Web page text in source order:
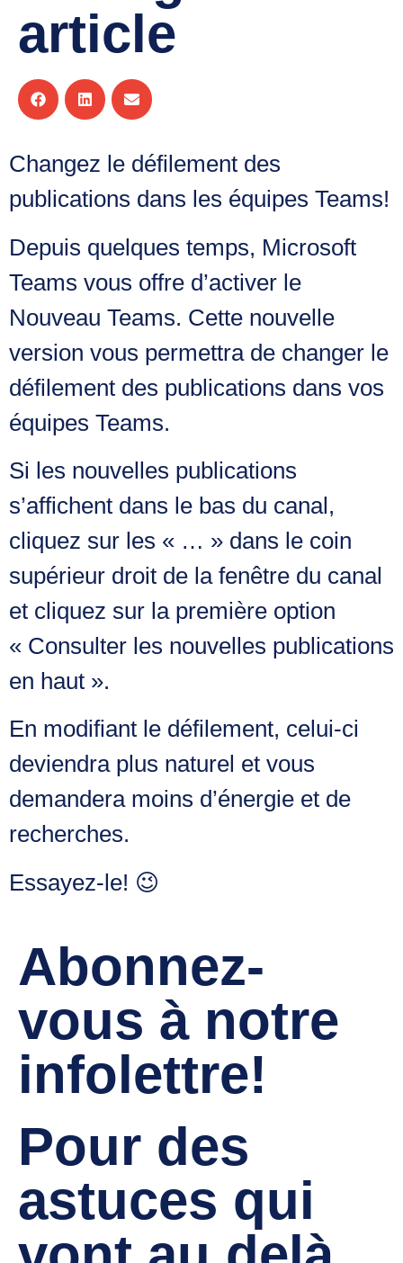
article
Changez le défilement des
publications dans les équipes Teams!
Depuis quelques temps, Microsoft
Teams vous offre d’activer le
Nouveau Teams. Cette nouvelle
version vous permettra de changer le
défilement des publications dans vos
équipes Teams.
Si les nouvelles publications
s’affichent dans le bas du canal,
cliquez sur les « … » dans le coin
supérieur droit de la fenêtre du canal
et cliquez sur la première option
« Consulter les nouvelles publications
en haut ».
En modifiant le défilement, celui-ci
deviendra plus naturel et vous
demandera moins d’énergie et de
recherches.
Essayez-le! 😉
Abonnez-
vous à notre
infolettre!
Pour des
astuces qui